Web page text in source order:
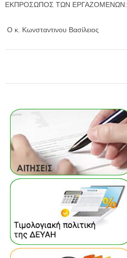
ΕΚΠΡΟΣΩΠΟΣ ΤΩΝ ΕΡΓΑΖΟΜΕΝΩΝ:
Ο κ. Κωνσταντινου Βασίλειος